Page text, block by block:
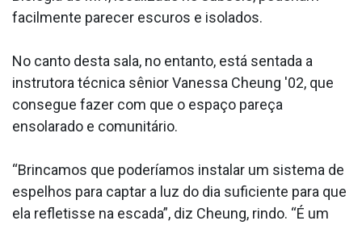
facilmente parecer escuros e isolados.
No canto desta sala, no entanto, está sentada a
instrutora técnica sênior Vanessa Cheung '02, que
consegue fazer com que o espaço pareça
ensolarado e comunitário.
“Brincamos que poderíamos instalar um sistema de
espelhos para captar a luz do dia suficiente para que
ela refletisse na escada”, diz Cheung, rindo. “É um